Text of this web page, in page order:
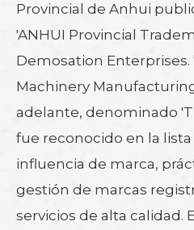
Provincial de Anhui
'ANHUI Provincial
Demosation Enterprises.
Machinery Manufacturing
adelante, denominado
fue reconocido en la
influencia de marca,
gestión de marcas
servicios de alta calidad.